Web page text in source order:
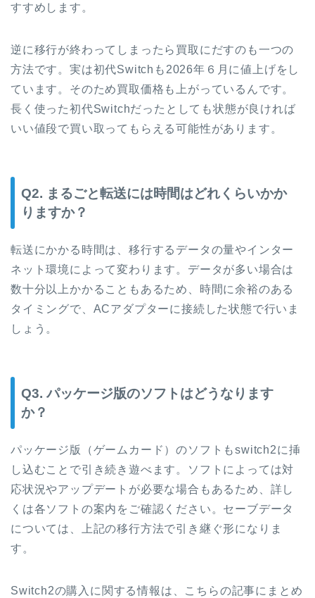
すすめします。
逆に移行が終わってしまったら買取にだすのも一つの
方法です。実は初代Switchも2026年６月に値上げをし
ています。そのため買取価格も上がっているんです。
長く使った初代Switchだったとしても状態が良ければ
いい値段で買い取ってもらえる可能性があります。
Q2. まるごと転送には時間はどれくらいかか
りますか？
転送にかかる時間は、移行するデータの量やインター
ネット環境によって変わります。データが多い場合は
数十分以上かかることもあるため、時間に余裕のある
タイミングで、ACアダプターに接続した状態で行いま
しょう。
Q3. パッケージ版のソフトはどうなります
か？
パッケージ版（ゲームカード）のソフトもswitch2に挿
し込むことで引き続き遊べます。ソフトによっては対
応状況やアップデートが必要な場合もあるため、詳し
くは各ソフトの案内をご確認ください。セーブデータ
については、上記の移行方法で引き継ぐ形になりま
す。
Switch2の購入に関する情報は、こちらの記事にまとめ